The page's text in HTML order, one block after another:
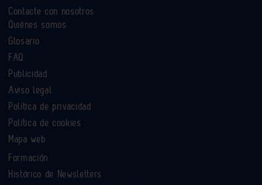
Contacte con nosotros
Quiénes somos
Glosario
FAQ
Publicidad
Aviso legal
Política de privacidad
Política de cookies
Mapa web
Formación
Histórico de Newsletters